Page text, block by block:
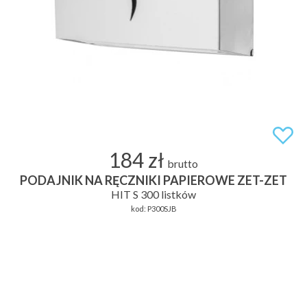
184 zł brutto
PODAJNIK NA RĘCZNIKI PAPIEROWE ZET-ZET
HIT S 300 listków
kod: P300SJB